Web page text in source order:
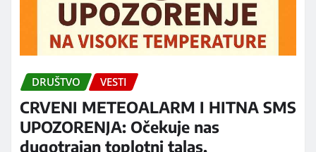
DRUŠTVO VESTI
CRVENI METEOALARM I HITNA SMS
UPOZORENJA: Očekuje nas
dugotrajan toplotni talas,